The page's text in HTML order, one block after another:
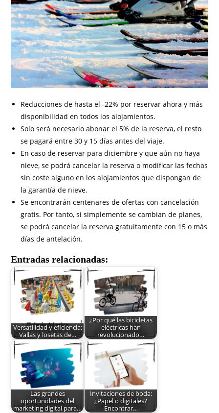
Reducciones de hasta el -22% por reservar ahora y más
disponibilidad en todos los alojamientos.
Solo será necesario abonar el 5% de la reserva, el resto
se pagará entre 30 y 15 días antes del viaje.
En caso de reservar para diciembre y que aún no haya
nieve, se podrá cancelar la reserva o modificar las fechas
sin coste alguno en los alojamientos que dispongan de
la garantía de nieve.
Se encontrarán centenares de ofertas con cancelación
gratis. Por tanto, si simplemente se cambian de planes,
se podrá cancelar la reserva gratuitamente con 15 o más
días de antelación.
Entradas relacionadas:
Versatilidad y eficiencia:
Vallas y losetas de…
¿Por qué las bicicletas
eléctricas han
revolucionado…
Las grandes
oportunidades del
marketing digital para…
Invitaciones de boda:
¿Papel o digitales?
Encontrar…